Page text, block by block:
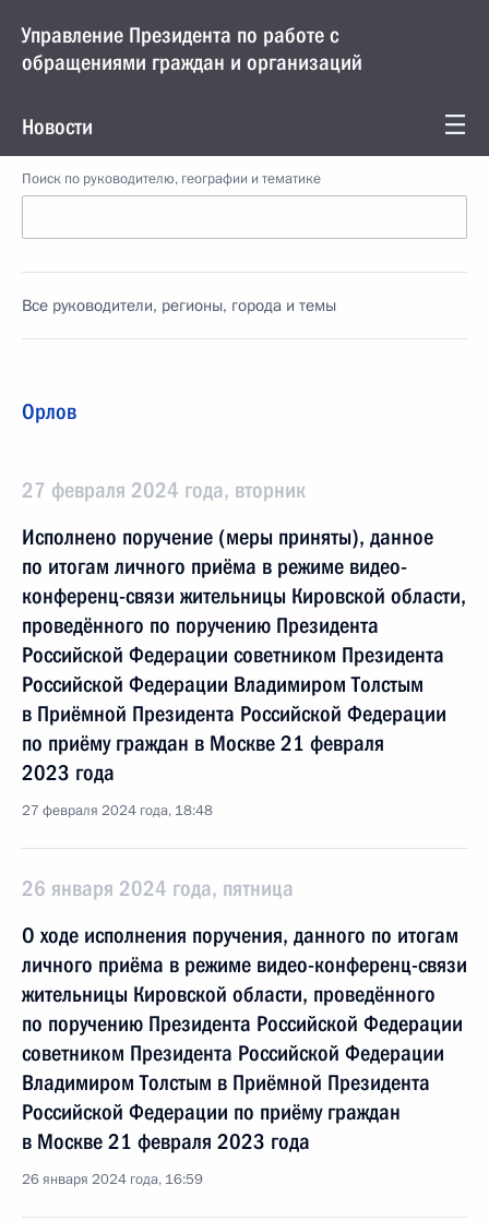
Управление Президента по работе с
обращениями граждан и организаций
Новости
Поиск по руководителю, географии и тематике
Все руководители, регионы, города и темы
Орлов
27 февраля 2024 года, вторник
Исполнено поручение (меры приняты), данное
по итогам личного приёма в режиме видео-
конференц-связи жительницы Кировской области,
проведённого по поручению Президента
Российской Федерации советником Президента
Российской Федерации Владимиром Толстым
в Приёмной Президента Российской Федерации
по приёму граждан в Москве 21 февраля
2023 года
27 февраля 2024 года, 18:48
26 января 2024 года, пятница
О ходе исполнения поручения, данного по итогам
личного приёма в режиме видео-конференц-связи
жительницы Кировской области, проведённого
по поручению Президента Российской Федерации
советником Президента Российской Федерации
Владимиром Толстым в Приёмной Президента
Российской Федерации по приёму граждан
в Москве 21 февраля 2023 года
26 января 2024 года, 16:59